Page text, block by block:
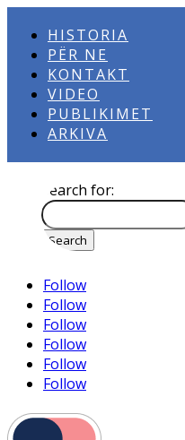
HISTORIA
PËR NE
KONTAKT
VIDEO
PUBLIKIMET
ARKIVA
Search for:
Follow
Follow
Follow
Follow
Follow
Follow